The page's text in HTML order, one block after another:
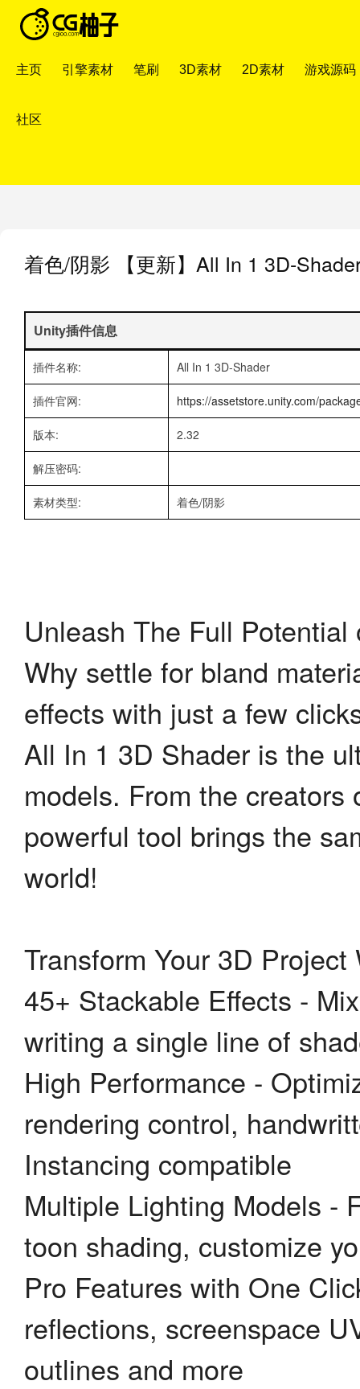
主页 引擎素材 笔刷 3D素材 2D素材 游戏源码
社区
着色/阴影 【更新】All In 1 3D-
Unity插件信息
插件名称: All In 1 3D-Shader
插件官网: https://assetstore.unity.com/
版本: 2.32
解压密码:
素材类型: 着色/阴影
Unleash The Full
Why settle for bland
effects with just a few
All In 1 3D Shader is the
models. From the
powerful tool brings the
world!
Transform Your 3D Project
45+ Stackable Effects -
writing a single line of
High Performance -
rendering control,
Instancing compatible
Multiple Lighting Models -
toon shading, customize
Pro Features with One
reflections, screenspace
outlines and more